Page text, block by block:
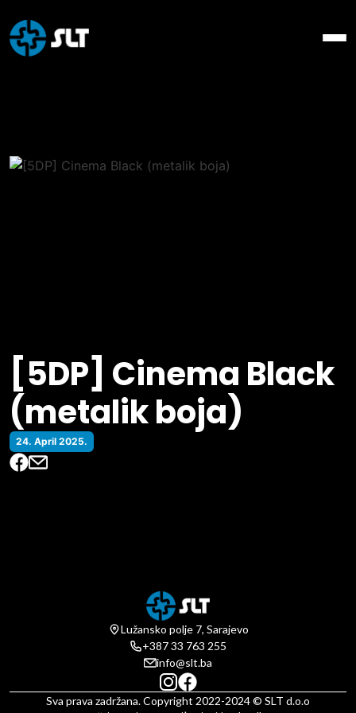
[5DP] Cinema Black
(metalik boja)
24. April 2025.
Lužansko polje 7, Sarajevo
+387 33 763 255
info@slt.ba
Sva prava zadržana. Copyright 2022-2024 © SLT d.o.o